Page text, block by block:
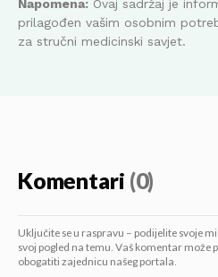
Napomena: Ovaj sadržaj je
prilagođen vašim osobnim
za stručni medicinski savjet.
Komentari (0)
Uključite se u raspravu – podijelite svoje
svoj pogled na temu. Vaš komentar
obogatiti zajednicu našeg portala.